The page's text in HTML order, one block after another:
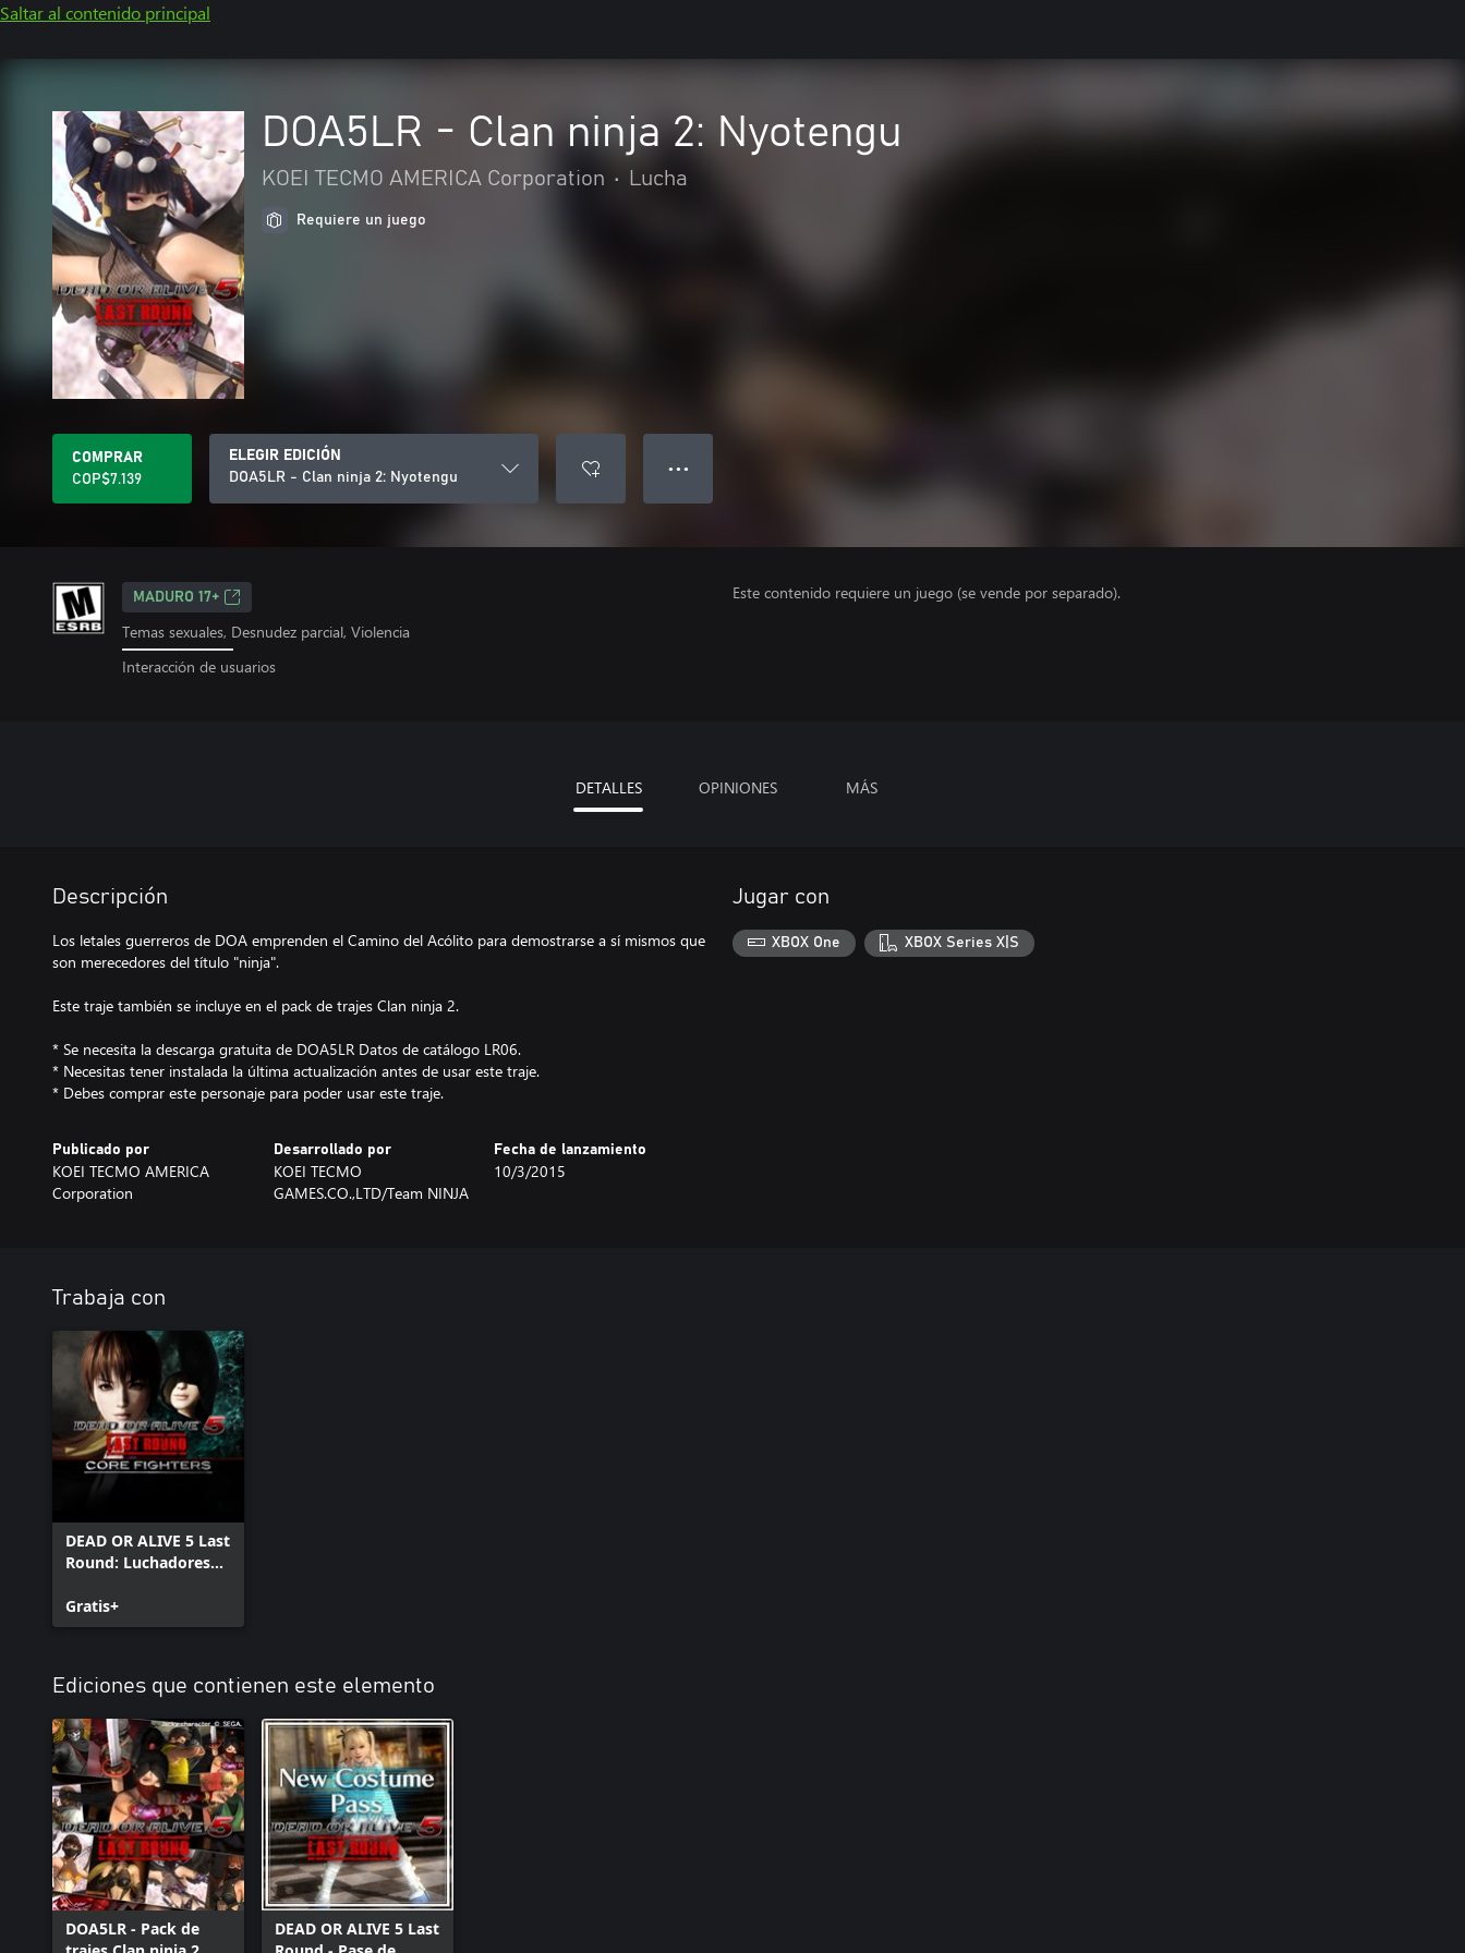
Saltar al contenido principal
DOA5LR - Clan ninja 2: Nyotengu
KOEI TECMO AMERICA Corporation • Lucha
Requiere un juego
COMPRAR
COP$7.139
ELEGIR EDICIÓN
DOA5LR - Clan ninja 2: Nyotengu
● ● ●
MADURO 17+
Temas sexuales, Desnudez parcial, Violencia
Interacción de usuarios
Este contenido requiere un juego (se vende por separado).
DETALLES OPINIONES MÁS
Descripción
Los letales guerreros de DOA emprenden el Camino del Acólito para demostrarse a sí mismos que
son merecedores del título "ninja".
Este traje también se incluye en el pack de trajes Clan ninja 2.
* Se necesita la descarga gratuita de DOA5LR Datos de catálogo LR06.
* Necesitas tener instalada la última actualización antes de usar este traje.
* Debes comprar este personaje para poder usar este traje.
Publicado por
KOEI TECMO AMERICA
Corporation
Desarrollado por
KOEI TECMO
GAMES.CO.,LTD/Team NINJA
Fecha de lanzamiento
10/3/2015
Jugar con
XBOX One XBOX Series X|S
Trabaja con
DEAD OR ALIVE 5 Last
Round: Luchadores
Gratis+
Ediciones que contienen este elemento
DOA5LR - Pack de
DEAD OR ALIVE 5 Last